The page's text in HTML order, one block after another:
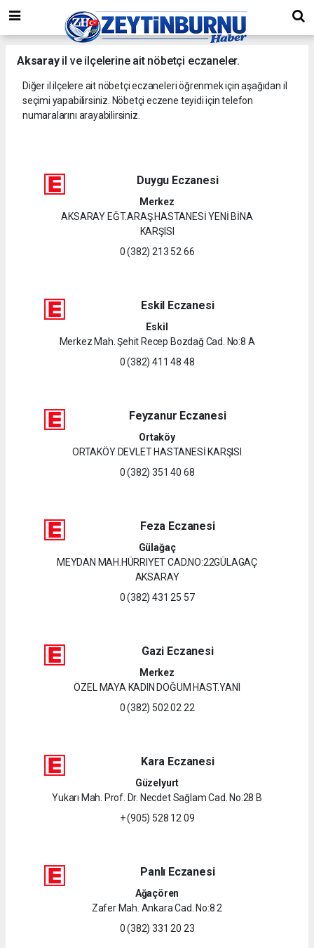
Aksarayil ve ilçelerine ait nöbetçi eczaneler.
Diğer il ilçelere ait nöbetçi eczaneleri öğrenmek için aşağıdan il
seçimi yapabilirsiniz. Nöbetçi eczene teyidi için telefon
numaralarını arayabilirsiniz.
Duygu Eczanesi
Merkez
AKSARAY EĞT.ARAŞ.HASTANESİ YENİ BİNA
KARŞISI
0 (382) 213 52 66
Eskil Eczanesi
Eskil
Merkez Mah. Şehit Recep Bozdağ Cad. No:8 A
0 (382) 411 48 48
Feyzanur Eczanesi
Ortaköy
ORTAKÖY DEVLET HASTANESİ KARŞISI
0 (382) 351 40 68
Feza Eczanesi
Gülağaç
MEYDAN MAH.HÜRRIYET CAD.NO:22GÜLAGAÇ
AKSARAY
0 (382) 431 25 57
Gazi Eczanesi
Merkez
ÖZEL MAYA KADIN DOĞUM HAST.YANI
0 (382) 502 02 22
Kara Eczanesi
Güzelyurt
Yukarı Mah. Prof. Dr. Necdet Sağlam Cad. No:28 B
+ (905) 528 12 09
Panlı Eczanesi
Ağaçören
Zafer Mah. Ankara Cad. No:8 2
0 (382) 331 20 23